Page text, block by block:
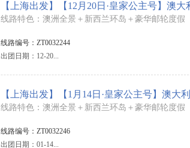
【上海出发】【12月20日·皇家公主号】澳
线路特色：澳洲全景＋新西兰环岛＋豪华邮轮度假
线路编号：ZT0032244
出团日期：12-20...
【上海出发】【1月14日·皇家公主号】澳大
线路特色：澳洲全景＋新西兰环岛＋豪华邮轮度假
线路编号：ZT0032246
出团日期：01-14...